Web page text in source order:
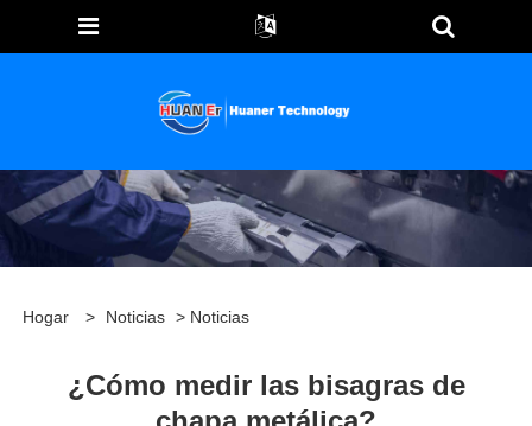
Hogar > Noticias > Noticias
¿Cómo medir las bisagras de